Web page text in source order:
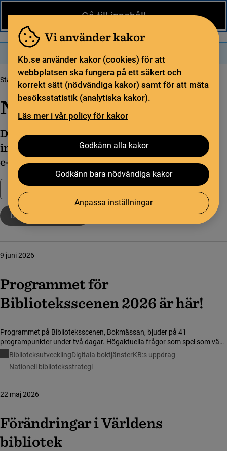
Gå till innehåll
Vi använder kakor
Kb.se använder kakor (cookies) för att
webbplatsen ska fungera på ett säkert och
korrekt sätt (nödvändiga kakor) samt för att mäta
besöksstatistik (analytiska kakor).
Läs mer i vår policy för kakor
Godkänn alla kakor
Godkänn bara nödvändiga kakor
Anpassa inställningar
Startsida Nytt från KB
Nytt från KB
Du kan följa nyheter inom ditt
intresseområde genom att prenumerera via
e-post eller RSS.
Digitala boktjänster Rensa filter
Programmet för
Biblioteksscenen 2026 är här!
9 juni 2026
Programmet på Biblioteksscenen, Bokmässan, bjuder på 41
programpunkter under två dagar. Högaktuella frågor som spel som väg
till läsning, varvas med Shared Reading och demokrati. Dessutom firar vi
att Barnens bibliotek fyller 30 år!
BiblioteksutvecklingDigitala boktjänsterKB:s uppdrag
Nationell biblioteksstrategi
Förändringar i Världens
bibliotek
22 maj 2026